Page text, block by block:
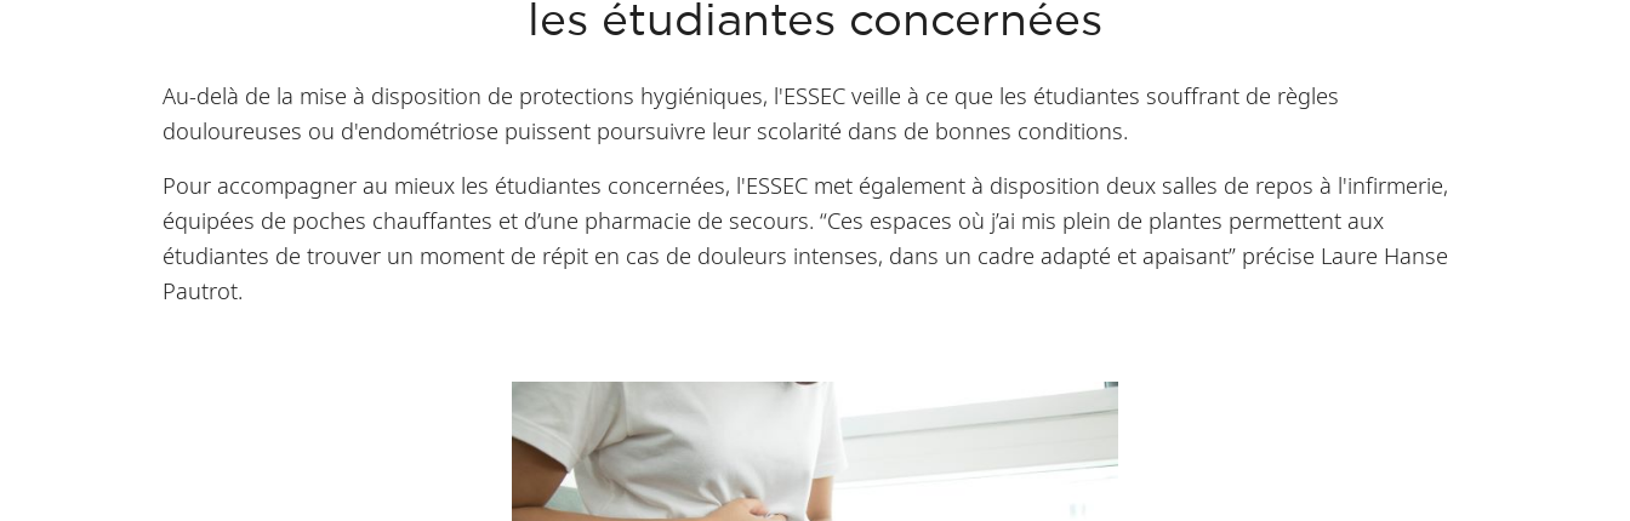
les étudiantes concernées
Au-delà de la mise à disposition de protections hygiéniques, l'ESSEC veille à ce que les étudiantes souffrant de règles
douloureuses ou d'endométriose puissent poursuivre leur scolarité dans de bonnes conditions.
Pour accompagner au mieux les étudiantes concernées, l'ESSEC met également à disposition deux salles de repos à l'infirmerie,
équipées de poches chauffantes et d’une pharmacie de secours. “Ces espaces où j’ai mis plein de plantes permettent aux
étudiantes de trouver un moment de répit en cas de douleurs intenses, dans un cadre adapté et apaisant” précise Laure Hanse
Pautrot.